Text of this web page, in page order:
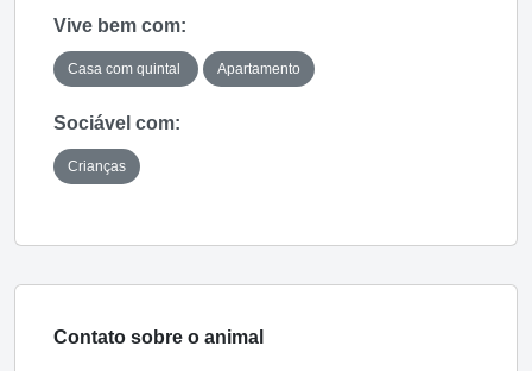
Vive bem com:
Casa com quintal Apartamento
Sociável com:
Crianças
Contato sobre o animal